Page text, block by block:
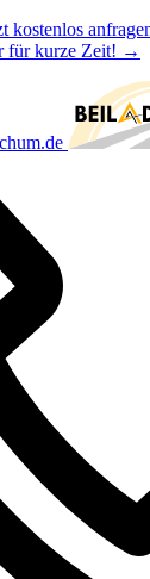
kostenlos
für kurze Zeit! →